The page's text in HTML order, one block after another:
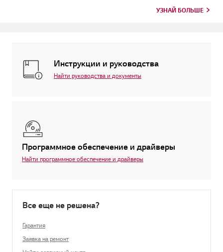
УЗНАЙ БОЛЬШЕ
Инструкции и руководства
Найти руководства и документы
Программное обеспечение и драйверы
Найти программное обеспечение и драйверы
Все еще не решена?
Гарантия
Заявка на ремонт